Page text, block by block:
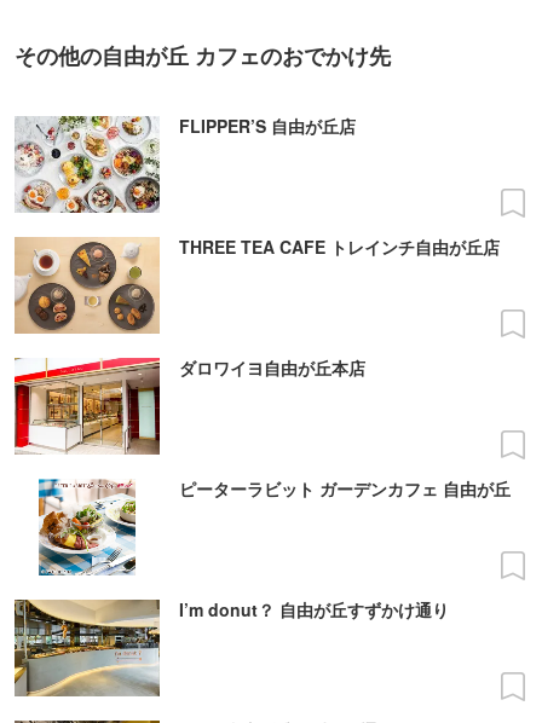
その他の自由が丘 カフェのおでかけ先
FLIPPER’S 自由が丘店
THREE TEA CAFE トレインチ自由が丘店
ダロワイヨ自由が丘本店
ピーターラビット ガーデンカフェ 自由が丘
I’m donut？ 自由が丘すずかけ通り